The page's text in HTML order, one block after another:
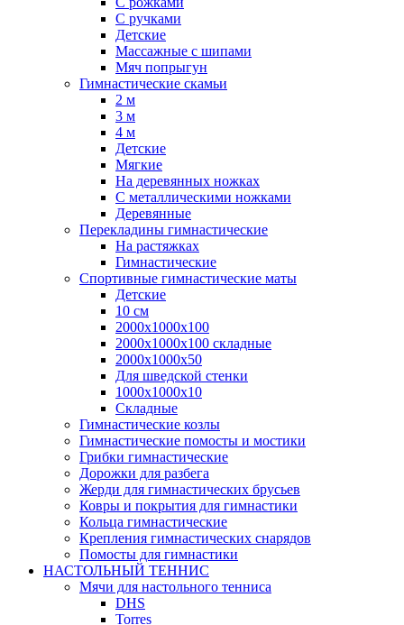
С ручками
Детские
Массажные с шипами
Мяч попрыгун
Гимнастические скамьи
2 м
3 м
4 м
Детские
Мягкие
На деревянных ножках
С металлическими ножками
Деревянные
Перекладины гимнастические
На растяжках
Гимнастические
Спортивные гимнастические маты
Детские
10 см
2000х1000х100
2000х1000х100 складные
2000х1000х50
Для шведской стенки
1000х1000х10
Складные
Гимнастические козлы
Гимнастические помосты и мостики
Грибки гимнастические
Дорожки для разбега
Жерди для гимнастических брусьев
Ковры и покрытия для гимнастики
Кольца гимнастические
Крепления гимнастических снарядов
Помосты для гимнастики
НАСТОЛЬНЫЙ ТЕННИС
Мячи для настольного тенниса
DHS
Torres